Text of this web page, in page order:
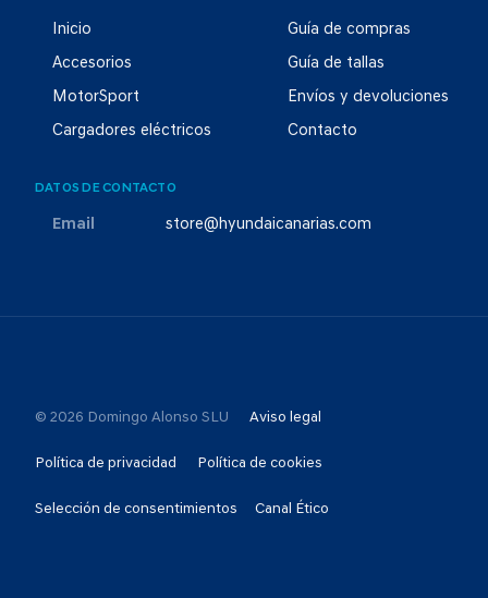
Inicio
Accesorios
MotorSport
Cargadores eléctricos
Guía de compras
Guía de tallas
Envíos y devoluciones
Contacto
DATOS DE CONTACTO
Email store@hyundaicanarias.com
© 2026 Domingo Alonso SLU Aviso legal
Política de privacidad Política de cookies
Selección de consentimientos Canal Ético